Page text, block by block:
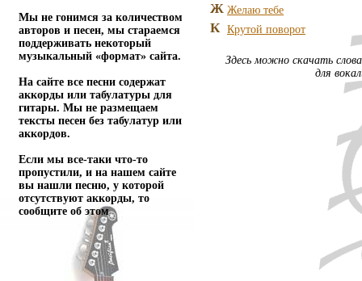
Мы не гонимся за количеством
авторов и песен, мы стараемся
поддерживать некоторый
музыкальный «формат» сайта.
На сайте все песни содержат
аккорды или табулатуры для
гитары. Мы не размещаем
тексты песен без табулатур или
аккордов.
Если мы все-таки что-то
пропустили, и на нашем сайте
вы нашли песню, у которой
отсутствуют аккорды, то
сообщите об этом
Ж Желаю тебе
К Крутой поворот
Здесь можно скачать
для